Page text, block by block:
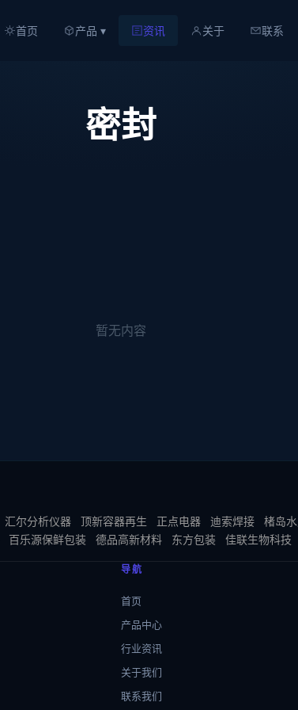
首页 产品 ▾ 资讯 关于 联系
密封
暂无内容
汇尔分析仪器 顶新容器再生 正点电器 迪索焊接
楮岛
百乐源保鲜包装 德品高新材料 东方包装 佳联生物科技
导航
首页
产品中心
行业资讯
关于我们
联系我们